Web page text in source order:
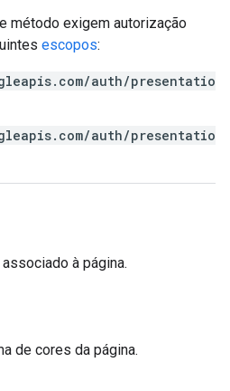
método exigem autorização
escopos:
auth/presentatio
auth/presentatio
associado à página.
de cores da página.